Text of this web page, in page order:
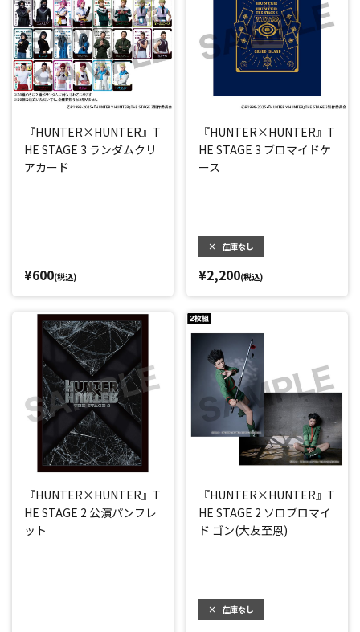
『HUNTER×HUNTER』T
HE STAGE 3 ランダムクリ
アカード
¥600(税込)
『HUNTER×HUNTER』T
HE STAGE 3 ブロマイドケ
ース
× 在庫なし
¥2,200(税込)
『HUNTER×HUNTER』T
HE STAGE 2 公演パンフレ
ット
『HUNTER×HUNTER』T
HE STAGE 2 ソロブロマイ
ド ゴン(大友至恩)
× 在庫なし